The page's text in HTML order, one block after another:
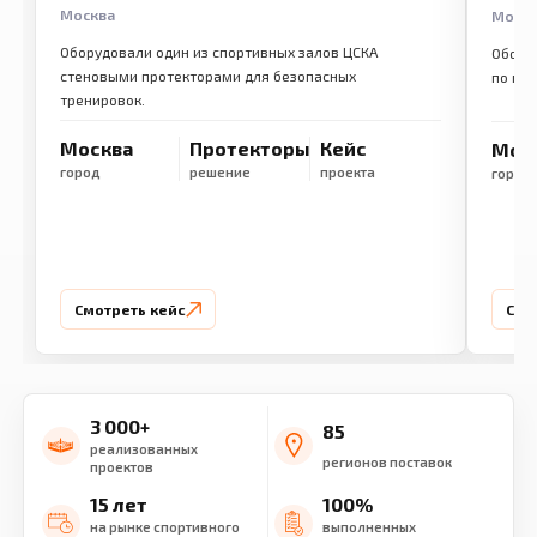
Москва
Оборудовали один из спортивных залов ЦСКА
стеновыми протекторами для безопасных
тренировок.
Москва
город
Протекторы
решение
Кейс
проекта
Смотреть кейс
по
город
3 000+
реализованных
проектов
85
регионов поставок
15 лет
на рынке спортивного
100%
выполненных